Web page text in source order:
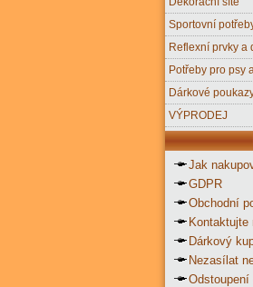
Sportovní
Reflexní prvky a
Potřeby pro psy
Dárkové
VÝPRODEJ
Jak
GDPR
Obchodní
Kontaktujte
Dárkový
Nezasílat